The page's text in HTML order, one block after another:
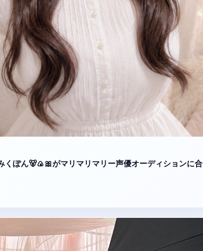
くぽん🐻🍙🎀がマリマリマリー声優オーディションに合